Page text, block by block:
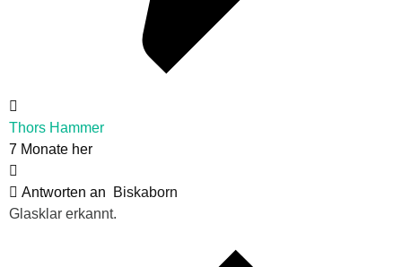
Thors Hammer
7 Monate her
Antworten an
Biskaborn
Glasklar erkannt.